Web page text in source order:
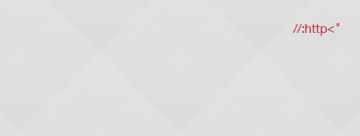
">http://